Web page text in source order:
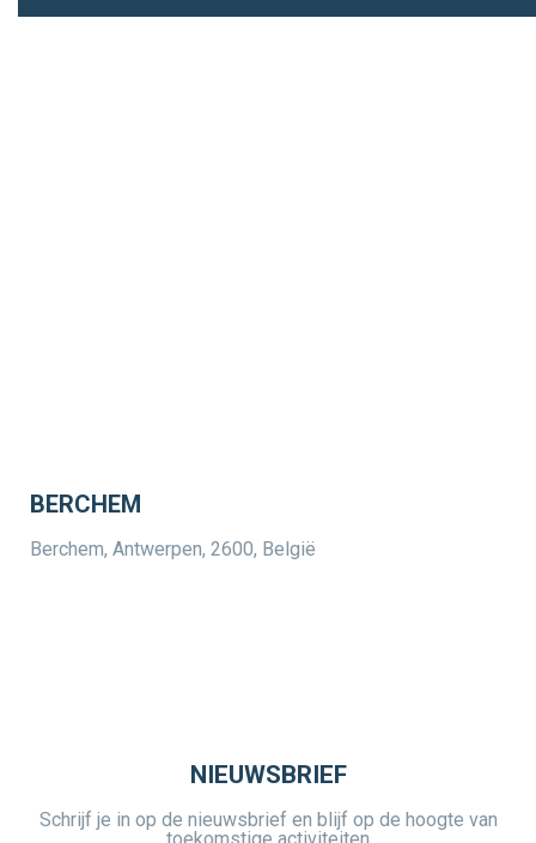
BERCHEM
Berchem, Antwerpen, 2600, België
NIEUWSBRIEF
Schrijf je in op de nieuwsbrief en blijf op de hoogte van